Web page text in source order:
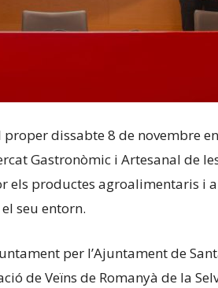
dissabte 8 de novembre
Gastronòmic i Artesanal de
els productes agroalimentaris i
seu entorn.
per l’Ajuntament de
de Veïns de Romanyà de la